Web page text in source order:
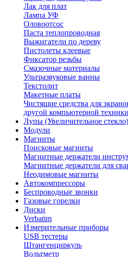
Лак для плат
Лампа УФ
Оловоотсос
Паста теплопроводная
Выжигатели по дереву
Пистолеты клеевые
Фиксатор резьбы
Смазочные материалы
Ультразвуковые ванны
Текстолит
Макетные платы
Чистящие средства для
другой компьютерной
Лупы (Увеличительное стекло)
Модули
Магниты
Поисковые магниты
Магнитные держатели
Магнитные держатели для
Неодимовые магниты
Автокомпрессоры
Беспроводные звонки
Газовые горелки
Диски
Verbatim
Измерительные приборы
USB тестеры
Штангенциркуль
Вольтметр